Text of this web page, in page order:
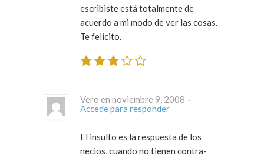
escribiste está totalmente de
acuerdo a mi modo de ver las cosas.
Te felicito.
Vero en noviembre 9, 2008 ·
Accede para responder
El insulto es la respuesta de los
necios, cuando no tienen contra-